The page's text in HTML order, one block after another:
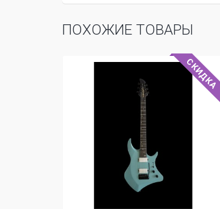
ПОХОЖИЕ ТОВАРЫ
СКИДКА